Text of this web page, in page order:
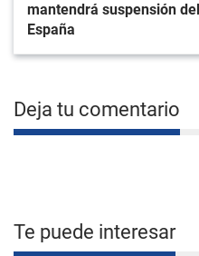
mantendrá suspensión
España
Deja tu comentario
Te puede interesar